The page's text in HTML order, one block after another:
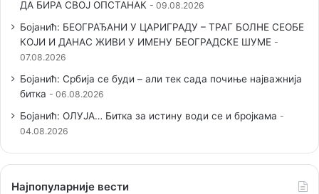
ДА БИРА СВОЈ ОПСТАНАК
09.08.2026
Бојанић: БЕОГРАЂАНИ У ЦАРИГРАДУ – ТРАГ БОЛНЕ СЕОБЕ
КОЈИ И ДАНАС ЖИВИ У ИМЕНУ БЕОГРАДСКЕ ШУМЕ
07.08.2026
Бојанић: Србија се буди – али тек сада почиње најважнија
битка
06.08.2026
Бојанић: ОЛУЈА… Битка за истину води се и бројкама
04.08.2026
Наjпопуларније вести